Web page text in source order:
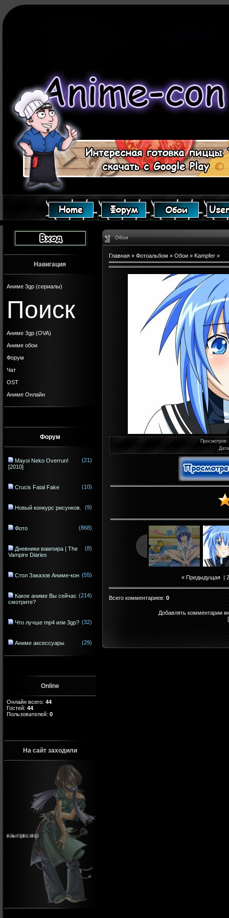
Навигация
Аниме 3gp (сериалы)
Поиск
Аниме 3gp (OVA)
Аниме обои
Форум
Чат
OST
Аниме Онлайн
Форум
Mayoi Neko Overrun!
[2010]
(21)
Crucis Fatal Fake (10)
Новый конкурс рисунков. (9)
Фото (868)
Дневники вампира | The
Vampire Diaries
(8)
Стол Заказов Аниме-кон (55)
Какое аниме Вы сейчас
смотрите?
(214)
Что лучше mp4 или 3gp? (32)
Аниме аксессуары (29)
Online
Онлайн всего: 44
Гостей: 44
Пользователей: 0
На сайт заходили
ваыпрвсапр
Обои
Главная » Фотоальбом » Обои » Kampfer »
Просмотров:
Дата
« Предыдущая |
Всего комментариев: 0
Добавлять комментарии